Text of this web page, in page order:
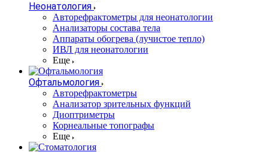
Неонатология
Авторефрактометры для неонатологии
Анализаторы состава тела
Аппараты обогрева (лучистое тепло)
ИВЛ для неонатологии
Еще
Офтальмология
Авторефрактометры
Анализатор зрительных функций
Диоптриметры
Корнеальные топографы
Еще